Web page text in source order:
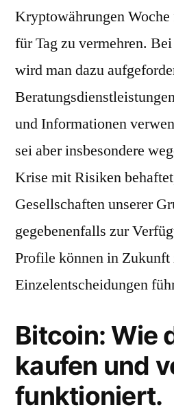
Kryptowährungen Woche
für Tag zu vermehren.
wird man dazu
und Informationen
sei aber insbesondere
Krise mit Risiken
Gesellschaften unserer
gegebenenfalls zur
Profile können in Zukunft
Einzelentscheidungen
Bitcoin: Wie
kaufen und
funktioniert.